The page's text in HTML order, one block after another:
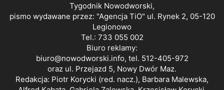
Tygodnik Nowodworski,
pismo wydawane przez: "Agencja TiO" ul. Rynek 2, 05-120
Legionowo
Tel.: 733 055 002
Biuro reklamy:
biuro@nowodworski.info, tel. 512-405-972
oraz ul. Przejazd 5, Nowy Dwór Maz.
Redakcja: Piotr Korycki (red. nacz.), Barbara Malewska,